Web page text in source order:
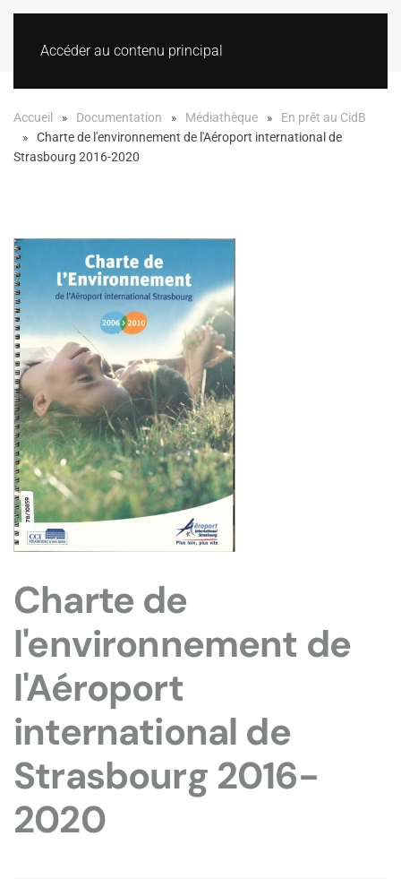
Accéder au contenu principal
Accueil Documentation Médiathèque
En prêt au CidB
Charte de l'environnement de l'Aéroport international de
Strasbourg 2016-2020
Charte de
l'environnement de
l'Aéroport
international de
Strasbourg 2016-
2020